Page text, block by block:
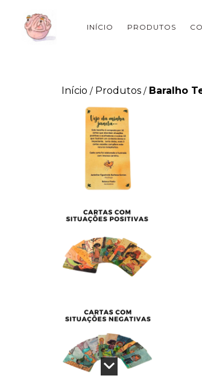
INÍCIO PRODUTOS
Início / Produtos / Baralho